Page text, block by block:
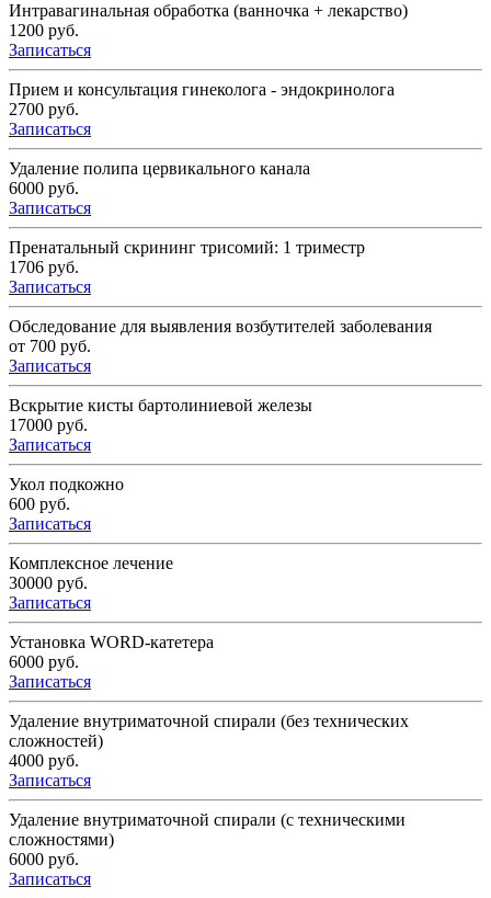
Интравагинальная обработка (ванночка + лекарство)
1200 руб.
Записаться
Прием и консультация гинеколога - эндокринолога
2700 руб.
Записаться
Удаление полипа цервикального канала
6000 руб.
Записаться
Пренатальный скрининг трисомий: 1 триместр
1706 руб.
Записаться
Обследование для выявления возбутителей заболевания
от 700 руб.
Записаться
Вскрытие кисты бартолиниевой железы
17000 руб.
Записаться
Укол подкожно
600 руб.
Записаться
Комплексное лечение
30000 руб.
Записаться
Установка WORD-катетера
6000 руб.
Записаться
Удаление внутриматочной спирали (без технических
сложностей)
4000 руб.
Записаться
Удаление внутриматочной спирали (с техническими
сложностями)
6000 руб.
Записаться